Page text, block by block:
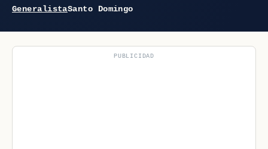
GeneralistaSanto Domingo
PUBLICIDAD